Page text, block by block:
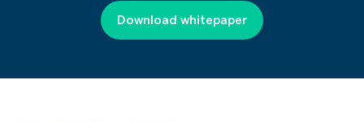
Download whitepaper